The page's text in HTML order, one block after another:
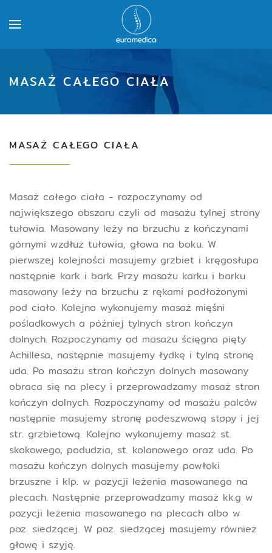
MASAŻ CAŁEGO CIAŁA
MASAŻ CAŁEGO CIAŁA
Masaż całego ciała - rozpoczynamy od
największego obszaru czyli od masażu tylnej strony
tułowia. Masowany leży na brzuchu z kończynami
górnymi wzdłuż tułowia, głowa na boku. W
pierwszej kolejności masujemy grzbiet i kręgosłupa
następnie kark i bark. Przy masażu karku i barku
masowany leży na brzuchu z rękami podłożonymi
pod ciało. Kolejno wykonujemy masaż mięśni
pośladkowych a później tylnych stron kończyn
dolnych. Rozpoczynamy od masażu ścięgna pięty
Achillesa, następnie masujemy łydkę i tylną stronę
uda. Po masażu stron kończyn dolnych masowany
obraca się na plecy i przeprowadzamy masaż stron
kończyn dolnych. Rozpoczynamy od masażu palców
następnie masujemy stronę podeszwową stopy i jej
str. grzbietową. Kolejno wykonujemy masaż st.
skokowego, podudzia, st. kolanowego oraz uda. Po
masażu kończyn dolnych masujemy powłoki
brzuszne i klp. w pozycji leżenia masowanego na
plecach. Następnie przeprowadzamy masaż kk.g w
pozycji leżenia masowanego na plecach albo w
poz. siedzącej. W poz. siedzącej masujemy również
głowę i szyję.